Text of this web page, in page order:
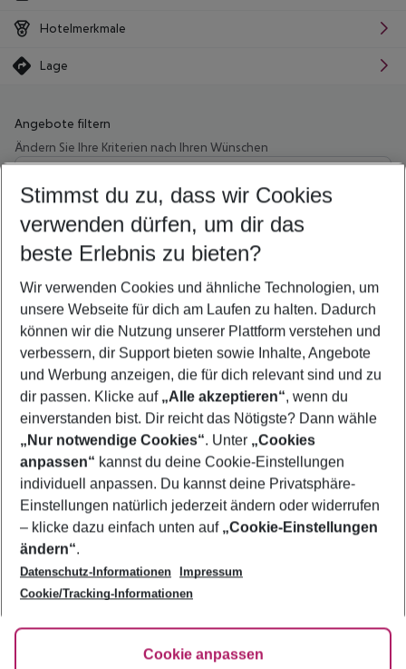
Hotelmerkmale
Lage
Angebote filtern
Ändern Sie Ihre Kriterien nach Ihren Wünschen
Wähle deinen Abflughafen
Beliebiger Abflughafen
Wähle deinen Reisezeitraum
5-8 Nächte
2 Erwachsene Keine Kinder
Mehr Filter anzeigen
Footer
Footer navigation
Über uns
AGB
Bestpreisgarantie
Cookie-Einstellungen ändern
Cookie-Richtlinie
Agenturbetreuung
Barrierefreies Reisen
FAQ
HanseMerkur Reiseversicherung
Folge uns
Stimmst du zu, dass wir Cookies
verwenden dürfen, um dir das
beste Erlebnis zu bieten?
Wir verwenden Cookies und ähnliche Technologien, um
unsere Webseite für dich am Laufen zu halten. Dadurch
können wir die Nutzung unserer Plattform verstehen und
verbessern, dir Support bieten sowie Inhalte, Angebote
und Werbung anzeigen, die für dich relevant sind und zu
dir passen. Klicke auf „Alle akzeptieren“, wenn du
einverstanden bist. Dir reicht das Nötigste? Dann wähle
„Nur notwendige Cookies“. Unter „Cookies
anpassen“ kannst du deine Cookie-Einstellungen
individuell anpassen. Du kannst deine Privatsphäre-
Einstellungen natürlich jederzeit ändern oder widerrufen
– klicke dazu einfach unten auf „Cookie-Einstellungen
ändern“.
Datenschutz-Informationen
Impressum
Cookie/Tracking-Informationen
Cookie anpassen